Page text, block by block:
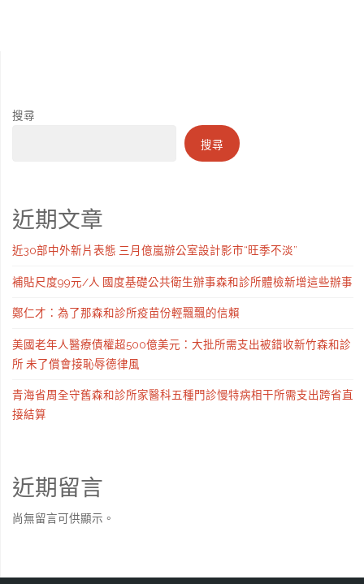
搜尋
搜尋
近期文章
近30部中外新片表態 三月億嵐辦公室設計影市“旺季不淡”
補貼尺度99元/人 國度基礎公共衛生辦事森和診所體檢新增這些辦事
鄭仁才：為了那森和診所疫苗份輕飄飄的信賴
美國老年人醫療債權超500億美元：大批所需支出被錯收新竹森和診
所 未了償會接恥辱德律風
青海省周全守舊森和診所家醫科五種門診慢特病相干所需支出跨省直
接結算
近期留言
尚無留言可供顯示。